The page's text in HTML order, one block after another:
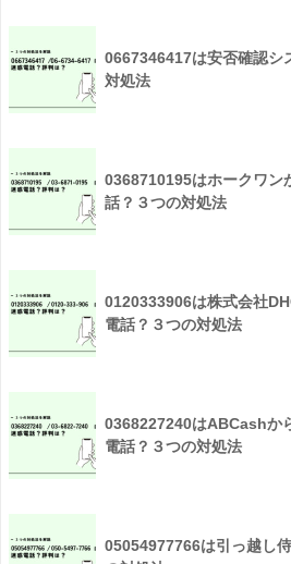
0667346417は安否確認シ
対処法
0368710195はホークワン
話？３つの対処法
0120333906は株式会社
電話？３つの対処法
0368227240はABCashか
電話？３つの対処法
05054977766は引っ越し